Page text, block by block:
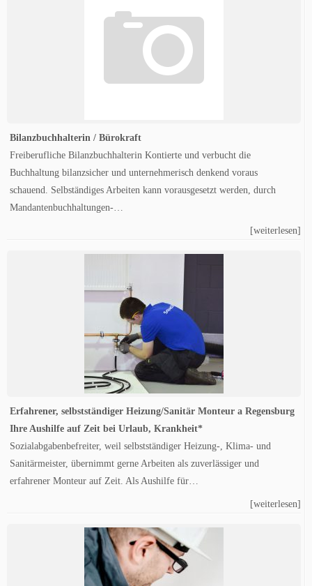
Bilanzbuchhalterin / Bürokraft
Freiberufliche Bilanzbuchhalterin Kontierte und verbucht die
Buchhaltung bilanzsicher und unternehmerisch denkend voraus
schauend. Selbständiges Arbeiten kann vorausgesetzt werden, durch
Mandantenbuchhaltungen-…
[weiterlesen]
Erfahrener, selbstständiger Heizung/Sanitär Monteur a Regensburg
Ihre Aushilfe auf Zeit bei Urlaub, Krankheit*
Sozialabgabenbefreiter, weil selbstständiger Heizung-, Klima- und
Sanitärmeister, übernimmt gerne Arbeiten als zuverlässiger und
erfahrener Monteur auf Zeit. Als Aushilfe für…
[weiterlesen]